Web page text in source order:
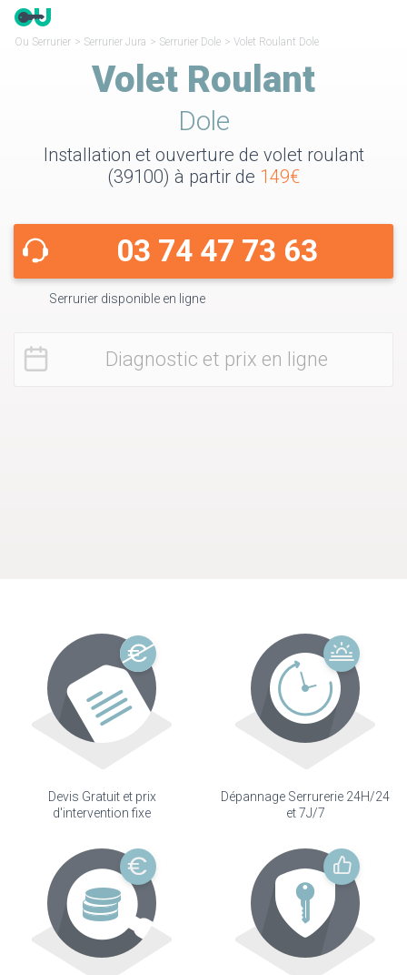
Ou Serrurier > Serrurier Jura > Serrurier Dole > Volet Roulant Dole
Volet Roulant
Dole
Installation et ouverture de volet roulant
(39100) à partir de 149€
03 74 47 73 63
Serrurier disponible en ligne
Diagnostic et prix en ligne
Devis Gratuit et prix
d'intervention fixe
Dépannage Serrurerie 24H/24
et 7J/7